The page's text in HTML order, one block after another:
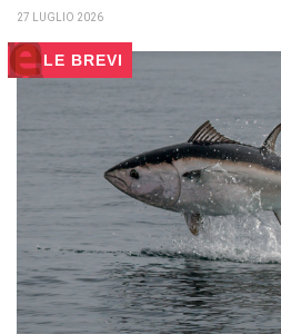
27 LUGLIO 2026
LE BREVI